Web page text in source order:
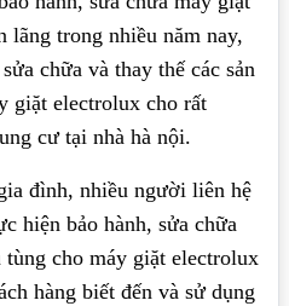
trong nhiều năm nay,
chữa và thay thế các sản
giặt electrolux cho rất
cư tại nhà hà nội.
đình, nhiều người liên hệ
hiện bảo hành, sửa chữa
cho máy giặt electrolux
hàng biết đến và sử dụng